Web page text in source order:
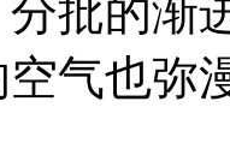
分批的渐
气也弥